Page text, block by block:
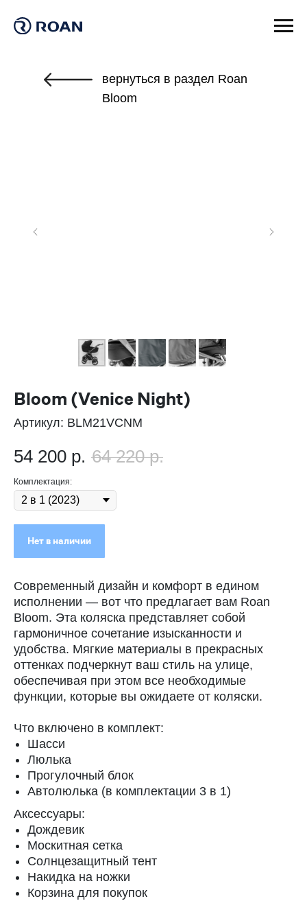
вернуться в раздел Roan
Bloom
Bloom (Venice Night)
Артикул: BLM21VCNM
54 200 р. 64 220 р.
Комплектация:
Нет в наличии
Современный дизайн и комфорт в едином
исполнении — вот что предлагает вам Roan
Bloom. Эта коляска представляет собой
гармоничное сочетание изысканности и
удобства. Мягкие материалы в прекрасных
оттенках подчеркнут ваш стиль на улице,
обеспечивая при этом все необходимые
функции, которые вы ожидаете от коляски.
Что включено в комплект:
Шасси
Люлька
Прогулочный блок
Автолюлька (в комплектации 3 в 1)
Аксессуары:
Дождевик
Москитная сетка
Солнцезащитный тент
Накидка на ножки
Корзина для покупок